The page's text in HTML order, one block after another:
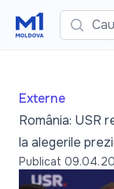
Caută
Externe
România: USR
la alegerile
Publicat